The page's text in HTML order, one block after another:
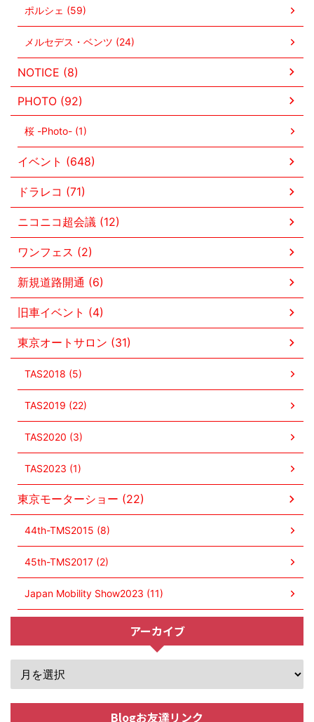
ポルシェ (59)
メルセデス・ベンツ (24)
NOTICE (8)
PHOTO (92)
桜 -Photo- (1)
イベント (648)
ドラレコ (71)
ニコニコ超会議 (12)
ワンフェス (2)
新規道路開通 (6)
旧車イベント (4)
東京オートサロン (31)
TAS2018 (5)
TAS2019 (22)
TAS2020 (3)
TAS2023 (1)
東京モーターショー (22)
44th-TMS2015 (8)
45th-TMS2017 (2)
Japan Mobility Show2023 (11)
アーカイブ
Blogお友達リンク